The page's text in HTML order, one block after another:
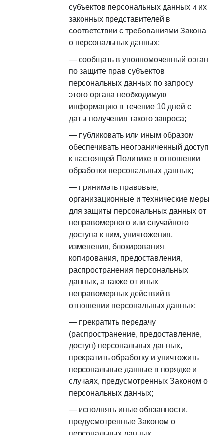
субъектов персональных данных и их
законных представителей в
соответствии с требованиями Закона
о персональных данных;
сообщать в уполномоченный орган
по защите прав субъектов
персональных данных по запросу
этого органа необходимую
информацию в течение 10 дней с
даты получения такого запроса;
публиковать или иным образом
обеспечивать неограниченный доступ
к настоящей Политике в отношении
обработки персональных данных;
принимать правовые,
организационные и технические меры
для защиты персональных данных от
неправомерного или случайного
доступа к ним, уничтожения,
изменения, блокирования,
копирования, предоставления,
распространения персональных
данных, а также от иных
неправомерных действий в
отношении персональных данных;
прекратить передачу
(распространение, предоставление,
доступ) персональных данных,
прекратить обработку и уничтожить
персональные данные в порядке и
случаях, предусмотренных Законом о
персональных данных;
исполнять иные обязанности,
предусмотренные Законом о
персональных данных.